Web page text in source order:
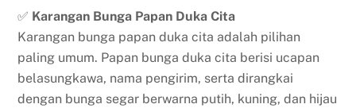
✅ Karangan Bunga Papan Duka Cita
Karangan bunga papan duka cita adalah pilihan
paling umum. Papan bunga duka cita berisi ucapan
belasungkawa, nama pengirim, serta dirangkai
dengan bunga segar berwarna putih, kuning, dan hijau